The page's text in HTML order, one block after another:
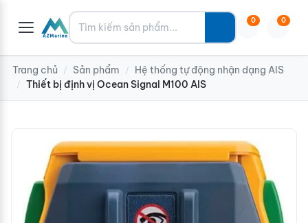
Tìm kiếm 0 0
Trang chủ / Sản phẩm / Hệ thống tự động nhận dạng AIS
/ Thiết bị định vị Ocean Signal M100 AIS